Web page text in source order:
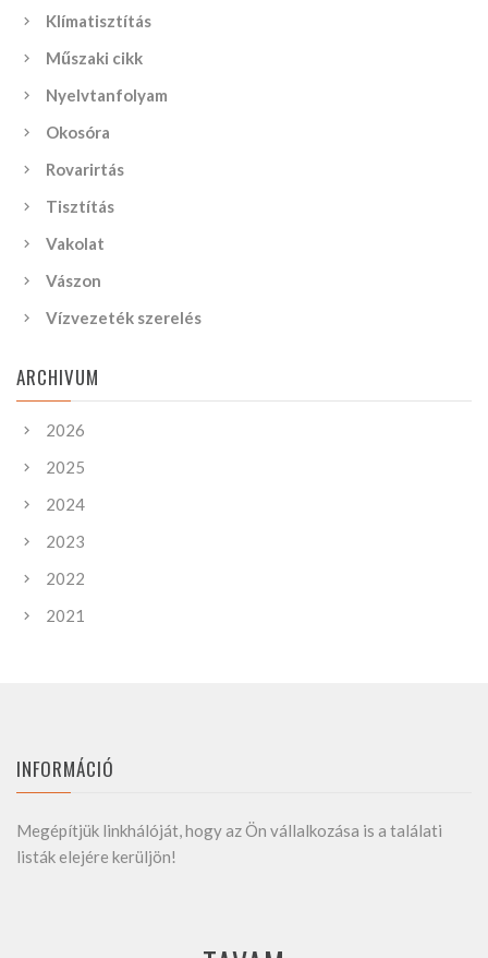
Klímatisztítás
Műszaki cikk
Nyelvtanfolyam
Okosóra
Rovarirtás
Tisztítás
Vakolat
Vászon
Vízvezeték szerelés
ARCHIVUM
2026
2025
2024
2023
2022
2021
INFORMÁCIÓ
Megépítjük linkhálóját, hogy az Ön vállalkozása is a találati
listák elejére kerüljön!